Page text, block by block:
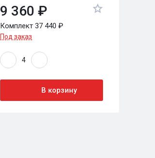
9 360 ₽
Комплект 37 440 ₽
Под заказ
В корзину